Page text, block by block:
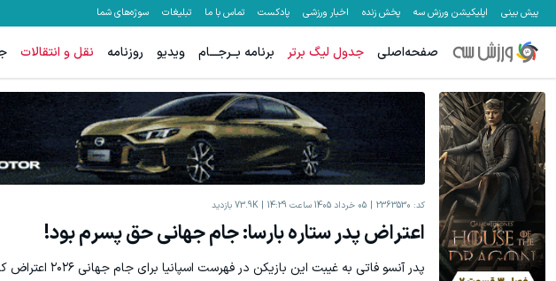
پیش بینی اپلیکیشن ورزش سه پخش زنده اخبار ورزشی پادکست تماس با ما تبلیغات سوژه‌های شما
صفحه‌اصلی جدول لیگ برتر برنامه بــرجـــام ویدیو روزنامه نقل و انتقالات
کد: 2363530 05 خرداد 1405 ساعت 14:29 73.9K بازدید
اعتراض پدر ستاره بارسا: جام جهانی حق پسرم بود!
پدر آنسو فاتی به غیبت این بازیکن در فهرست اسپانیا برای جام جهانی ۲۰۲۶ اعتراض کرد.